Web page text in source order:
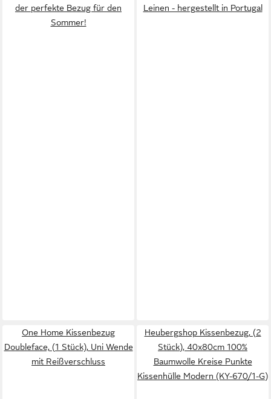
der perfekte Bezug für den
Sommer!
Leinen - hergestellt in Portugal
One Home Kissenbezug
Doubleface, (1 Stück), Uni Wende
mit Reißverschluss
Heubergshop Kissenbezug, (2
Stück), 40x80cm 100%
Baumwolle Kreise Punkte
Kissenhülle Modern (KY-670/1-G)